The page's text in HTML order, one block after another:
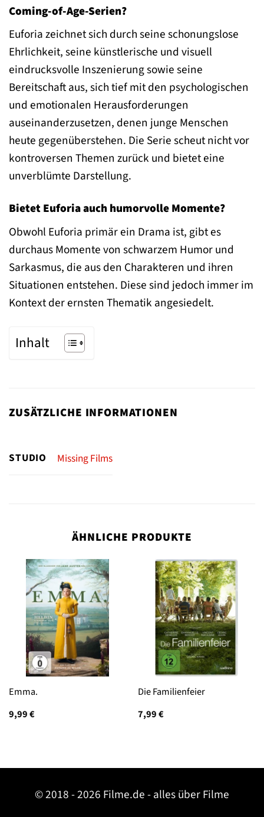
Coming-of-Age-Serien?
Euforia zeichnet sich durch seine schonungslose
Ehrlichkeit, seine künstlerische und visuell
eindrucksvolle Inszenierung sowie seine
Bereitschaft aus, sich tief mit den psychologischen
und emotionalen Herausforderungen
auseinanderzusetzen, denen junge Menschen
heute gegenüberstehen. Die Serie scheut nicht vor
kontroversen Themen zurück und bietet eine
unverblümte Darstellung.
Bietet Euforia auch humorvolle Momente?
Obwohl Euforia primär ein Drama ist, gibt es
durchaus Momente von schwarzem Humor und
Sarkasmus, die aus den Charakteren und ihren
Situationen entstehen. Diese sind jedoch immer im
Kontext der ernsten Thematik angesiedelt.
Inhalt
ZUSÄTZLICHE INFORMATIONEN
STUDIO Missing Films
ÄHNLICHE PRODUKTE
Emma.
9,99€
Die Familienfeier
7,99€
© 2018 - 2026 Filme.de - alles über Filme